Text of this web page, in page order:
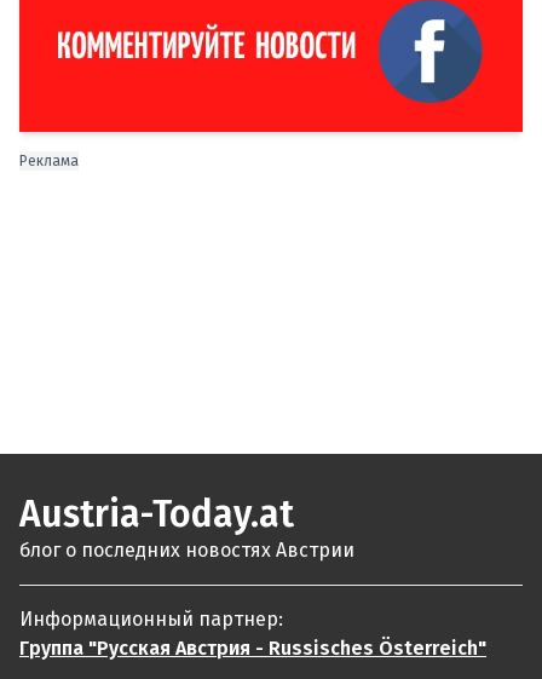
Реклама
Austria-Today.at
блог о последних новостях Австрии
Информационный партнер:
Группа "Русская Австрия - Russisches Österreich"